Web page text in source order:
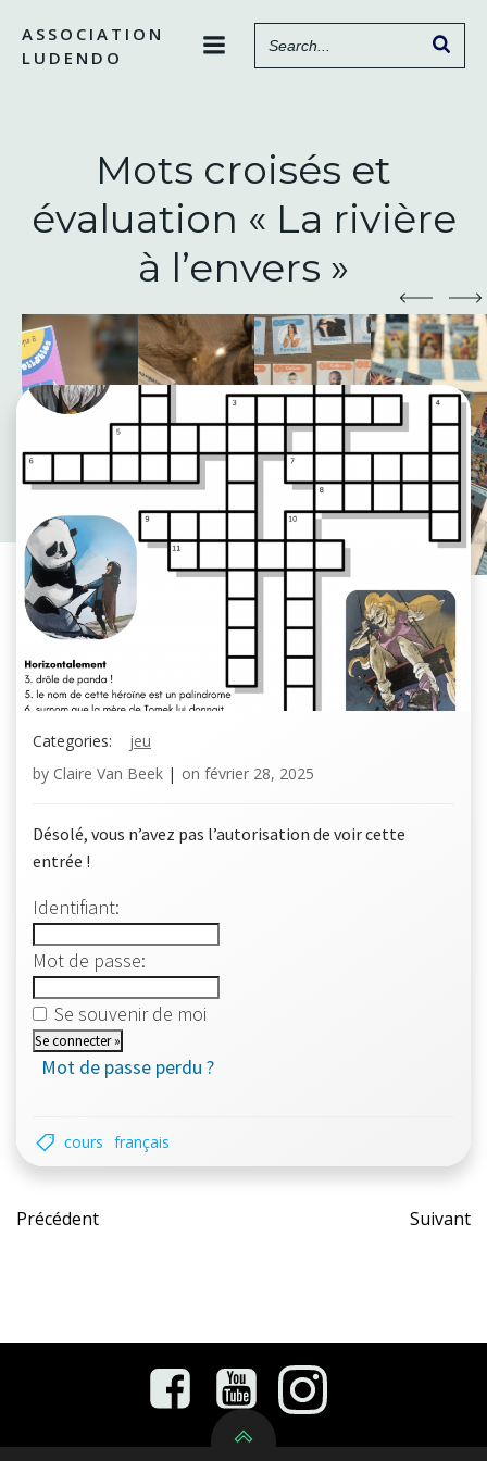
contenu
ASSOCIATION
LUDENDO
Mots croisés et
évaluation « La rivière
à l’envers »
Categories:
jeu
by Claire Van Beek | on février 28, 2025
Désolé, vous n’avez pas l’autorisation de voir cette
entrée !
Identifiant:
Mot de passe:
Se souvenir de moi
Mot de passe perdu ?
cours français
Post
Précédent Suivant